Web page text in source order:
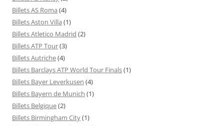
Billets AS Roma (4)
Billets Aston Villa (1)
Billets Atletico Madrid (2)
Billets ATP Tour(3)
Billets Autriche(4)
Billets Barclays ATP World Tour Finals(1)
Billets Bayer Leverkusen (4)
Billets Bayern de Munich (1)
Billets Belgique(2)
Billets Birmingham City(1)